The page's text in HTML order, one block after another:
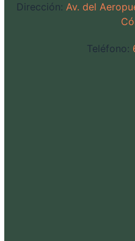
Dirección: Av. del
Teléfono: